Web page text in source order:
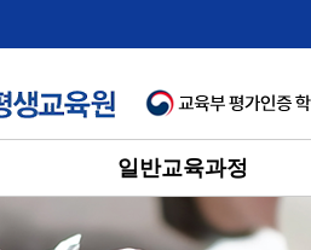
일반교육과정